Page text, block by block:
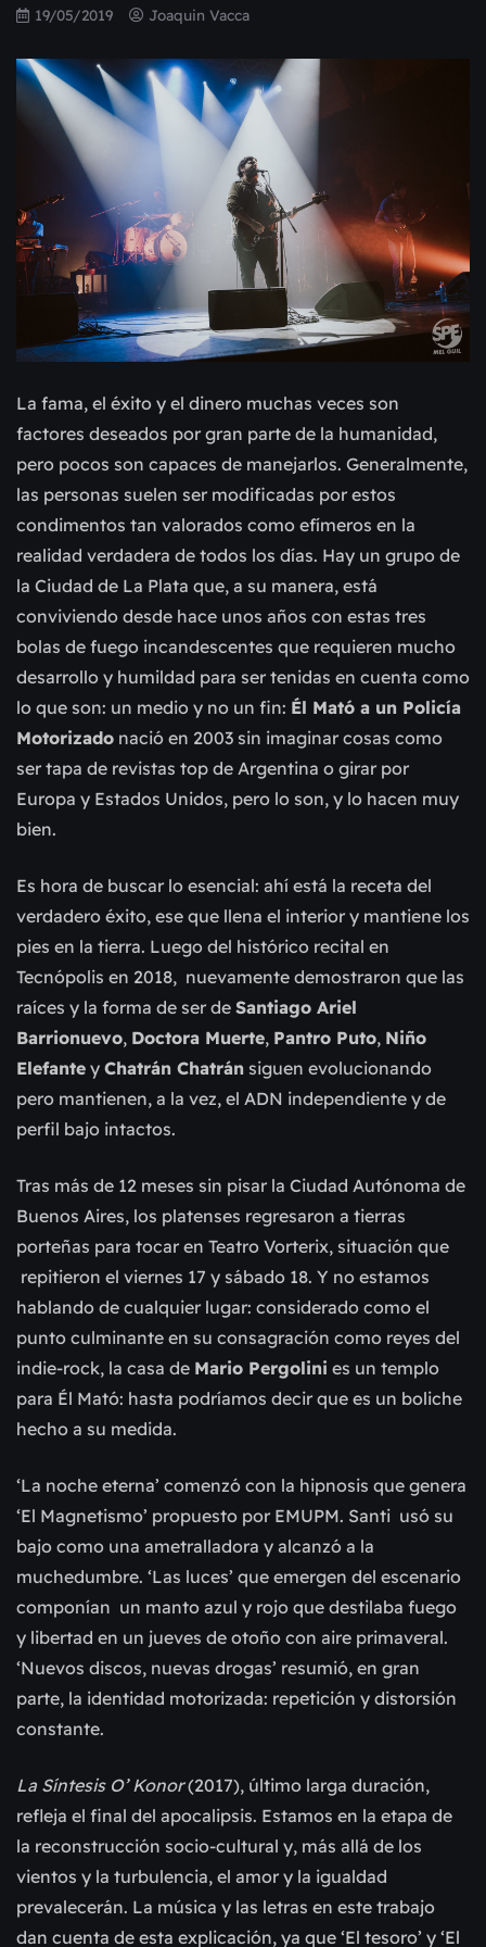
19/05/2019 Joaquin Vacca
La fama, el éxito y el dinero muchas veces son
factores deseados por gran parte de la humanidad,
pero pocos son capaces de manejarlos. Generalmente,
las personas suelen ser modificadas por estos
condimentos tan valorados como efímeros en la
realidad verdadera de todos los días. Hay un grupo de
la Ciudad de La Plata que, a su manera, está
conviviendo desde hace unos años con estas tres
bolas de fuego incandescentes que requieren mucho
desarrollo y humildad para ser tenidas en cuenta como
lo que son: un medio y no un fin: Él Mató a un Policía
Motorizado nació en 2003 sin imaginar cosas como
ser tapa de revistas top de Argentina o girar por
Europa y Estados Unidos, pero lo son, y lo hacen muy
bien.
Es hora de buscar lo esencial: ahí está la receta del
verdadero éxito, ese que llena el interior y mantiene los
pies en la tierra. Luego del histórico recital en
Tecnópolis en 2018, nuevamente demostraron que las
raíces y la forma de ser de Santiago Ariel
Barrionuevo, Doctora Muerte, Pantro Puto, Niño
Elefante y Chatrán Chatrán siguen evolucionando
pero mantienen, a la vez, el ADN independiente y de
perfil bajo intactos.
Tras más de 12 meses sin pisar la Ciudad Autónoma de
Buenos Aires, los platenses regresaron a tierras
porteñas para tocar en Teatro Vorterix, situación que
repitieron el viernes 17 y sábado 18. Y no estamos
hablando de cualquier lugar: considerado como el
punto culminante en su consagración como reyes del
indie-rock, la casa de Mario Pergolini es un templo
para Él Mató: hasta podríamos decir que es un boliche
hecho a su medida.
‘La noche eterna’ comenzó con la hipnosis que genera
‘El Magnetismo’ propuesto por EMUPM. Santi usó su
bajo como una ametralladora y alcanzó a la
muchedumbre. ‘Las luces’ que emergen del escenario
componían un manto azul y rojo que destilaba fuego
y libertad en un jueves de otoño con aire primaveral.
‘Nuevos discos, nuevas drogas’ resumió, en gran
parte, la identidad motorizada: repetición y distorsión
constante.
La Síntesis O’ Konor(2017), último larga duración,
refleja el final del apocalipsis. Estamos en la etapa de
la reconstrucción socio-cultural y, más allá de los
vientos y la turbulencia, el amor y la igualdad
prevalecerán. La música y las letras en este trabajo
dan cuenta de esta explicación, ya que ‘El tesoro’ y ‘El